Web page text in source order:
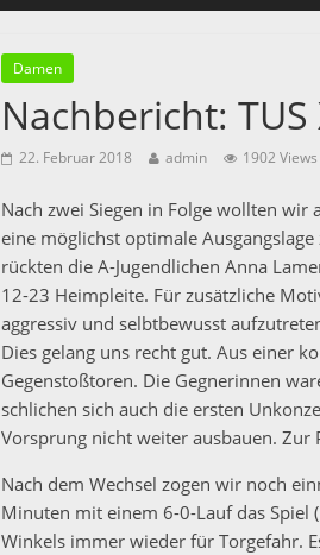
Damen
Nachbericht:
22. Februar 2018 admin 1902 Views
Nach zwei Siegen in Folge wollten
eine möglichst optimale
rückten die A-Jugendlichen Anna
12-23 Heimpleite. Für zusätzliche
aggressiv und selbtbewusst
Dies gelang uns recht gut. Aus einer
Gegenstoßtoren. Die Gegnerinnen
schlichen sich auch die ersten
Vorsprung nicht weiter ausbauen. Zur
Nach dem Wechsel zogen wir noch
Minuten mit einem 6-0-Lauf das Spiel
Winkels immer wieder für Torgefahr.